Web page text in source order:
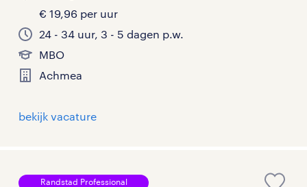
€ 19,96 per uur
24 - 34 uur, 3 - 5 dagen p.w.
MBO
Achmea
bekijk vacature
Randstad Professional